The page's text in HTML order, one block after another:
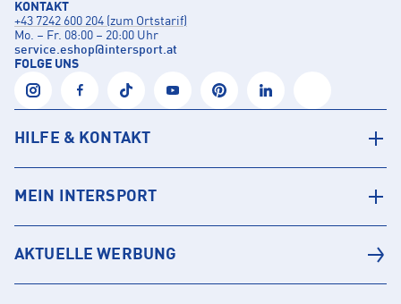
KONTAKT
+43 7242 600 204 (zum Ortstarif)
Mo. – Fr. 08:00 – 20:00 Uhr
service.eshop@intersport.at
FOLGE UNS
HILFE & KONTAKT
MEIN INTERSPORT
AKTUELLE WERBUNG